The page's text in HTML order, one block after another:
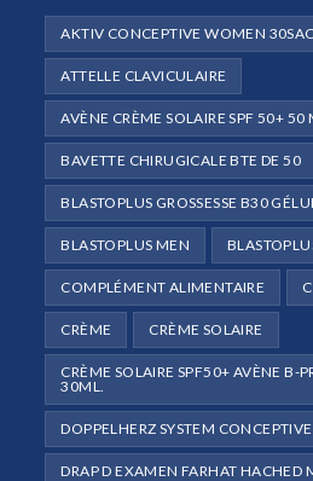
onglet
AKTIV CONCEPTIVE WOMEN
ATTELLE CLAVICULAIRE
AVÈNE CRÈME SOLAIRE SPF 50+ 50
BAVETTE CHIRUGICALE BTE DE 50
BLASTOPLUS GROSSESSE B30
BLASTOPLUS MEN
COMPLÉMENT ALIMENTAIRE
CRÈME CRÈME SOLAIRE
CRÈME SOLAIRE SPF50+ AVÈNE B-
30ML.
DOPPELHERZ SYSTEM
DRAP D EXAMEN FARHAT HACHED